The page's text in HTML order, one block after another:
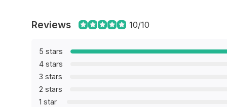
Reviews 10/10
5 stars
4 stars
3 stars
2 stars
1 star